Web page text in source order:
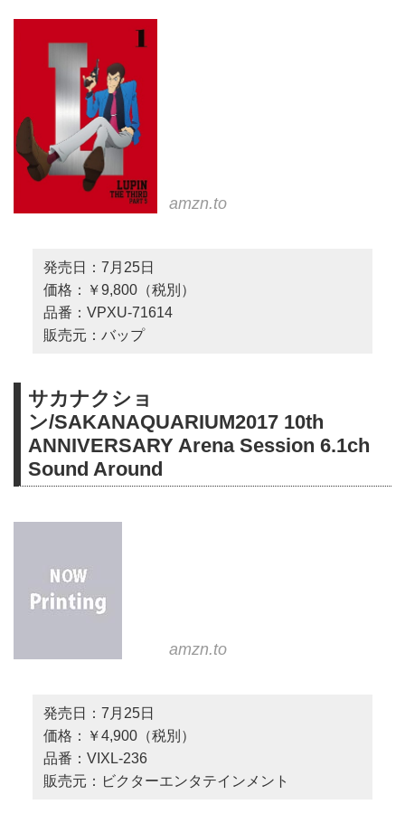
amzn.to
発売日：7月25日
価格：￥9,800（税別）
品番：VPXU-71614
販売元：バップ
サカナクショ
ン/SAKANAQUARIUM2017 10th
ANNIVERSARY Arena Session 6.1ch
Sound Around
amzn.to
発売日：7月25日
価格：￥4,900（税別）
品番：VIXL-236
販売元：ビクターエンタテインメント